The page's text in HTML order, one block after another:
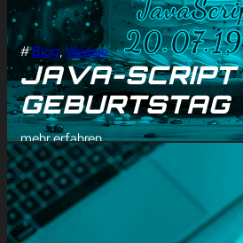
#Blog, Weitere
JAVA-SCRIPT
GEBURTSTAG
mehr erfahren